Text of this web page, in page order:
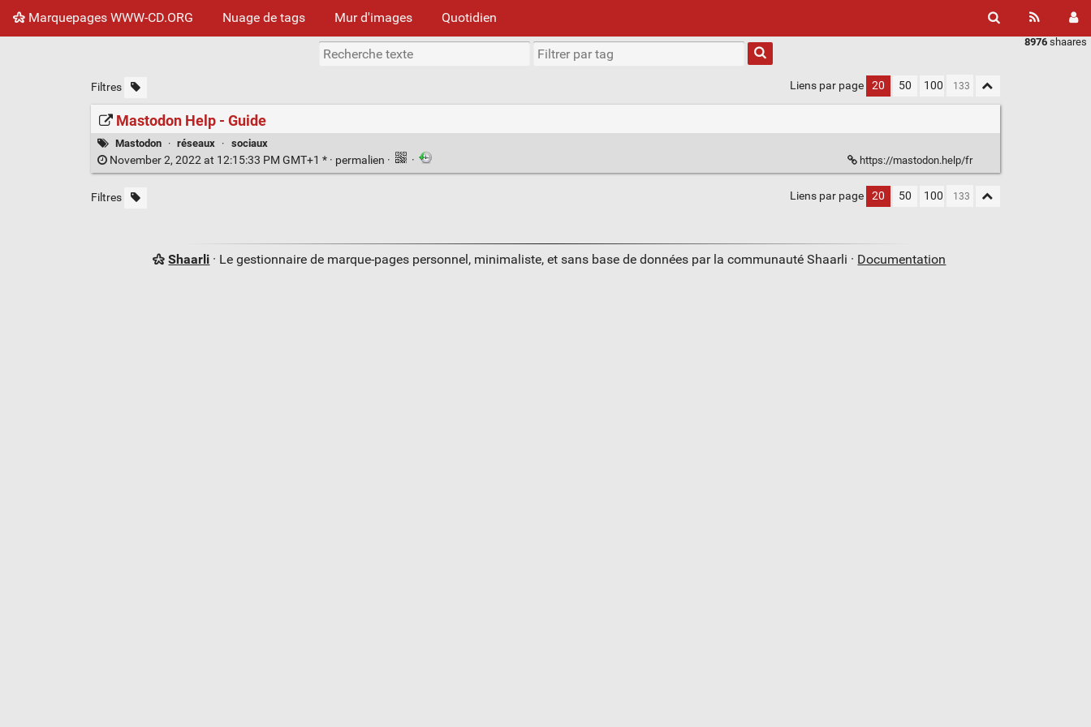
Marquepages WWW-CD.ORG Nuage de tags Mur d'images Quotidien
8976 shaares
Filtres Liens par page 20 50 100
Mastodon Help - Guide
Mastodon · réseaux · sociaux
November 2, 2022 at 12:15:33 PM GMT+1 * · permalien · · https://mastodon.help/fr
Filtres Liens par page 20 50 100
Shaarli · Le gestionnaire de marque-pages personnel, minimaliste, et sans base de données par la communauté Shaarli · Documentation